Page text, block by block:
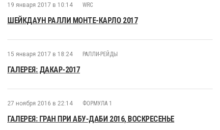
19 января 2017 в 10:14 WRC
ШЕЙКДАУН РАЛЛИ МОНТЕ-КАРЛО 2017
15 января 2017 в 18:24 РАЛЛИ-РЕЙДЫ
ГАЛЕРЕЯ: ДАКАР-2017
27 ноября 2016 в 22:14 ФОРМУЛА 1
ГАЛЕРЕЯ: ГРАН ПРИ АБУ-ДАБИ 2016, ВОСКРЕСЕНЬЕ